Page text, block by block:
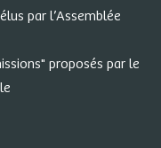
par l’Assemblée
proposés par le